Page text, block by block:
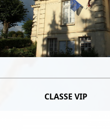
CLASSE VIP